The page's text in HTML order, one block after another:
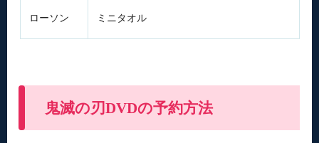
ローソン ミニタオル
鬼滅の刃DVDの予約方法